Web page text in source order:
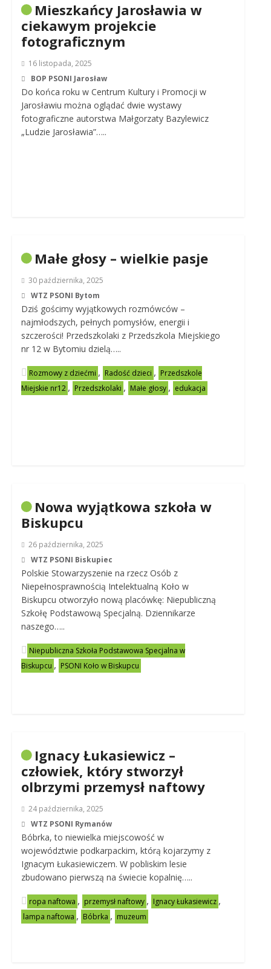
Mieszkańcy Jarosławia w
ciekawym projekcie
fotograficznym
16 listopada, 2025
BOP PSONI Jarosław
Do końca roku w Centrum Kultury i Promocji w
Jarosławiu można oglądać dwie wystawy
fotograficzne autorstwa Małgorzaty Bazylewicz
„Ludzie Jarosławia”…..
Małe głosy – wielkie pasje
30 października, 2025
WTZ PSONI Bytom
Dziś gościmy wyjątkowych rozmówców –
najmłodszych, pełnych pomysłów, energii i
szczerości! Przedszkolaki z Przedszkola Miejskiego
nr 12 w Bytomiu dzielą…..
Rozmowy z dziećmi , Radość dzieci , Przedszkole
Miejskie nr12 , Przedszkolaki , Małe głosy , edukacja
Nowa wyjątkowa szkoła w
Biskupcu
26 października, 2025
WTZ PSONI Biskupiec
Polskie Stowarzyszenie na rzecz Osób z
Niepełnosprawnością Intelektualną Koło w
Biskupcu otworzyło nową placówkę: Niepubliczną
Szkołę Podstawową Specjalną. Dziennikarze
naszego…..
Niepubliczna Szkoła Podstawowa Specjalna w
Biskupcu , PSONI Koło w Biskupcu
Ignacy Łukasiewicz –
człowiek, który stworzył
olbrzymi przemysł naftowy
24 października, 2025
WTZ PSONI Rymanów
Bóbrka, to niewielka miejscowość w
województwie podkarpackim, którą kojarzymy z
Ignacym Łukasiewiczem. W pobliskim lesie
zbudowano pierwszą na świecie kopalnię…..
ropa naftowa , przemysł naftowy , Ignacy Łukasiewicz ,
lampa naftowa , Bóbrka , muzeum